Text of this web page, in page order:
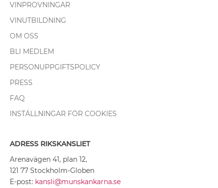
VINPROVNINGAR
VINUTBILDNING
OM OSS
BLI MEDLEM
PERSONUPPGIFTSPOLICY
PRESS
FAQ
INSTÄLLNINGAR FÖR COOKIES
ADRESS RIKSKANSLIET
Arenavägen 41, plan 12,
121 77 Stockholm-Globen
E-post: kansli@munskankarna.se